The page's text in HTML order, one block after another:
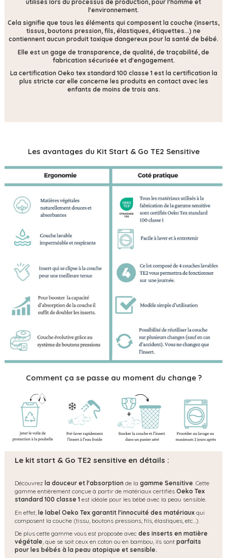
utilisés lors du processus de production, pour l'homme et
l'environnement.
Cela signifie que tous les éléments qui composent la couche (inserts,
tissus, boutons pression, fils, élastiques, étiquettes...) ne
contiennent aucun produit toxique dangereux pour la santé de bébé.
Elle est un gage de transparence, de qualité, de traçabilité, de
fabrication sécurisée et d'engagement.
La certification Oeko tex standard 100 classe 1 est la certification la
plus stricte car elle concerne les produits en contact avec les
enfants de moins de trois ans.
Les avantages du Kit Start & Go TE2 Sensitive
Comment ça se passe au moment du change ?
Le kit start & Go TE2 sensitive en détails :
Découvrez la douceur et l'absorption de la gamme Sensitive. Cette
gamme entièrement conçue à partir de matériaux certifiés Oeko Tex
standard 100 classe 1 est idéale pour les bébé avec la peau sensible.
En effet, le label Oeko Tex garantit l'innocuité des matériaux qui
composent la couche (tissu, boutons pressions, fils, élastiques, etc...).
De plus cette gamme vous est proposée avec des inserts en matière
végétale, que se soit ceux en coton ou en bambou, ils sont parfaits
pour les bébés à la peau atopique et sensible.